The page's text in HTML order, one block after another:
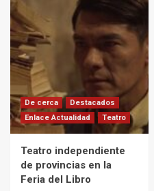
De cerca
Destacados
Enlace Actualidad
Teatro
Teatro independiente
de provincias en la
Feria del Libro